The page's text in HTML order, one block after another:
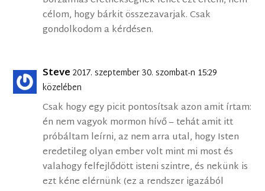
célom, hogy bárkit összezavarjak. Csak
gondolkodom a kérdésen.
Steve 2017. szeptember 30. szombat-n 15:29
közelében
Csak hogy egy picit pontosítsak azon amit írtam:
én nem vagyok mormon hívő – tehát amit itt
próbáltam leírni, az nem arra utal, hogy Isten
eredetileg olyan ember volt mint mi most és
valahogy felfejlődött isteni szintre, és nekünk is
ezt kéne elérnünk (ez a rendszer igazából